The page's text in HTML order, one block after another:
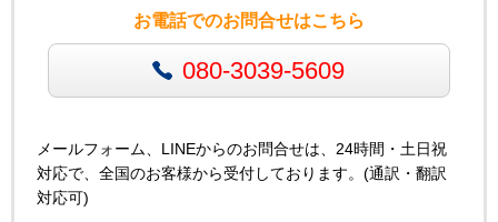
お電話でのお問合せはこちら
080-3039-5609
メールフォーム、LINEからのお問合せは、24時間・土日祝
対応で、全国のお客様から受付しております。(通訳・翻訳
対応可)